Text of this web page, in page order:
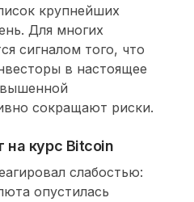
крупнейших
Для многих
сигналом того, что
в настоящее
сокращают риски.
на курс Bitcoin
слабостью:
опустилась